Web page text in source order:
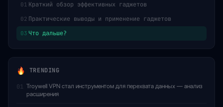
01 Краткий обзор эффективных гаджетов
02 Практические выводы и применение гаджетов
03 Что дальше?
TRENDING
01 Troywell VPN стал инструментом для перехвата данных — анализ
расширения